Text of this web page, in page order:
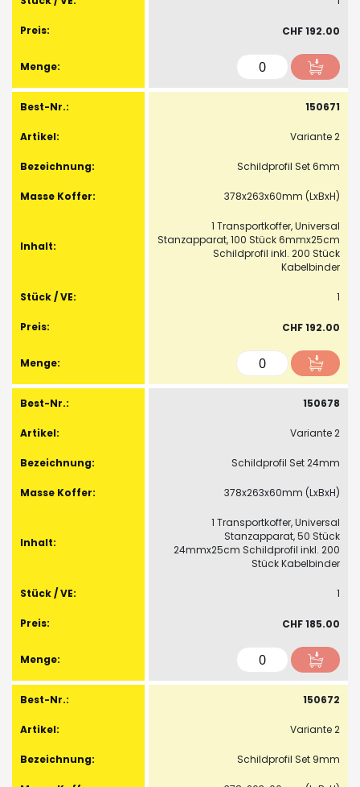
CHF 192.00
150671
Variante 2
Schildprofil Set 6mm
378x263x60mm (LxBxH)
1 Transportkoffer, Universal
Stanzapparat, 100 Stück 6mmx25cm
Schildprofil inkl. 200 Stück
Kabelbinder
1
CHF 192.00
150678
Variante 2
Schildprofil Set 24mm
378x263x60mm (LxBxH)
1 Transportkoffer, Universal
Stanzapparat, 50 Stück
24mmx25cm Schildprofil inkl. 200
Stück Kabelbinder
1
CHF 185.00
150672
Variante 2
Schildprofil Set 9mm